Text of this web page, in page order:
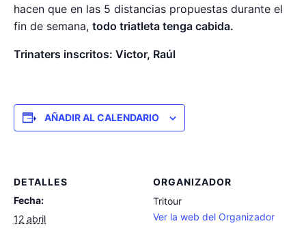
hacen que en las 5 distancias propuestas durante el
fin de semana, todo triatleta tenga cabida.
Trinaters inscritos: Victor, Raúl
AÑADIR AL CALENDARIO
DETALLES
Fecha:
12 abril
ORGANIZADOR
Tritour
Ver la web del Organizador